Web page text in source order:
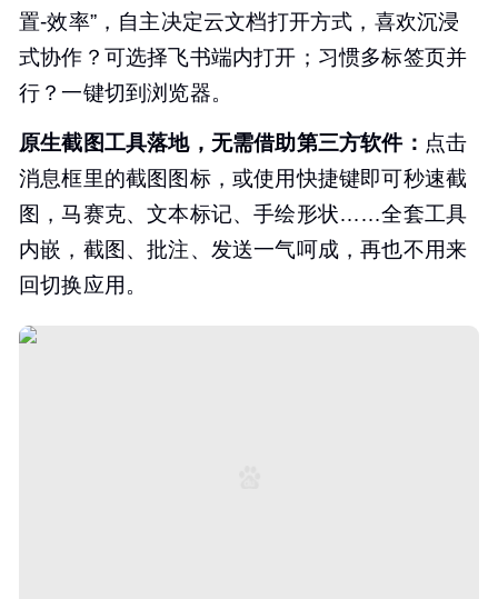
置-效率”，自主决定云文档打开方式，喜欢沉浸
式协作？可选择飞书端内打开；习惯多标签页并
行？一键切到浏览器。
原生截图工具落地， 无需借助第三方软件： 点击
消息框里的截图图标，或使用快捷键即可秒速截
图，马赛克、文本标记、手绘形状……全套工具
内嵌，截图、批注、发送一气呵成，再也不用来
回切换应用。